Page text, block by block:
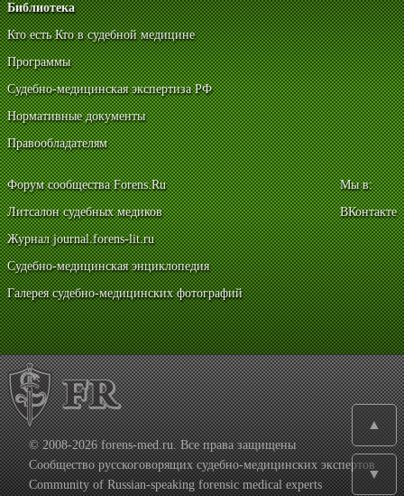
Библиотека
Кто есть Кто в судебной медицине
Программы
Судебно-медицинская экспертиза РФ
Нормативные документы
Правообладателям
Форум сообщества Forens.Ru
Литсалон судебных медиков
Журнал journal.forens-lit.ru
Судебно-медицинская энциклопедия
Галерея судебно-медицинских фотографий
Мы в:
ВКонтакте
© 2008-2026 forens-med.ru. Все права защищены
Сообщество русскоговорящих судебно-медицинских экспертов
Community of Russian-speaking forensic medical experts
▲
▼